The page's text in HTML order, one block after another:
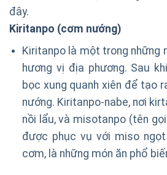
đây.
Kiritanpo (cơm nướng)
Kiritanpo là một trong những
hương vị địa phương. Sau
bọc xung quanh xiên để tạo
nướng. Kiritanpo-nabe, nơi
nồi lẩu, và misotanpo (tên
được phục vụ với miso
cơm, là những món ăn phổ